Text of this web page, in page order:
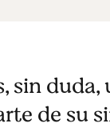
sin
de su